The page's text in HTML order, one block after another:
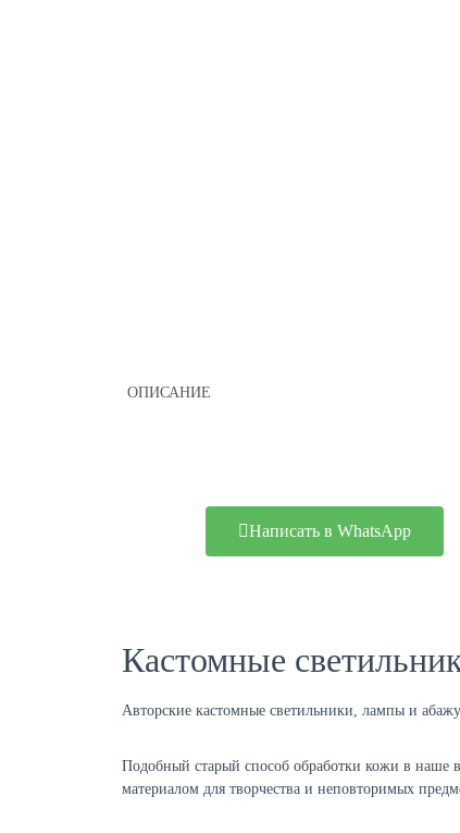
ОПИСАНИЕ
Написать в WhatsApp
Кастомные
Авторские кастомные светильники, лампы и
Подобный старый способ обработки кожи в наше
материалом для творчества и неповторимых